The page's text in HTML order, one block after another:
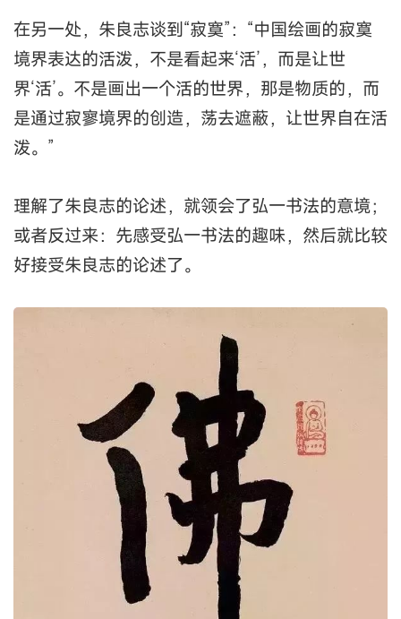
在另一处，朱良志谈到“寂寞”：“中国绘画的寂寞
境界表达的活泼，不是看起来‘活’，而是让世
界‘活’。不是画出一个活的世界，那是物质的，而
是通过寂寥境界的创造，荡去遮蔽，让世界自在活
泼。”
理解了朱良志的论述，就领会了弘一书法的意境；
或者反过来：先感受弘一书法的趣味，然后就比较
好接受朱良志的论述了。